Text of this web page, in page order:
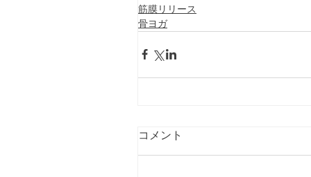
筋膜リリース
骨ヨガ
コメント